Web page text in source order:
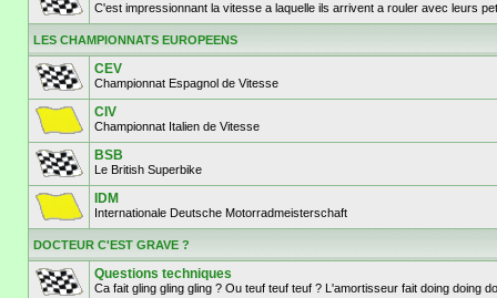
C'est impressionnant la vitesse a laquelle ils arrivent a rouler avec leurs
LES CHAMPIONNATS EUROPEENS
CEV
Championnat Espagnol de Vitesse
CIV
Championnat Italien de Vitesse
BSB
Le British Superbike
IDM
Internationale Deutsche Motorradmeisterschaft
DOCTEUR C'EST GRAVE ?
Questions techniques
Ca fait gling gling gling ? Ou teuf teuf teuf ? L'amortisseur fait doing doing